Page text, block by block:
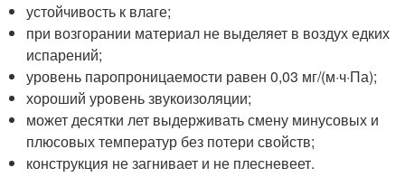
устойчивость к влаге;
при возгорании материал не выделяет в воздух едких
испарений;
уровень паропроницаемости равен 0,03 мг/(м·ч·Па);
хороший уровень звукоизоляции;
может десятки лет выдерживать смену минусовых и
плюсовых температур без потери свойств;
конструкция не загнивает и не плесневеет.